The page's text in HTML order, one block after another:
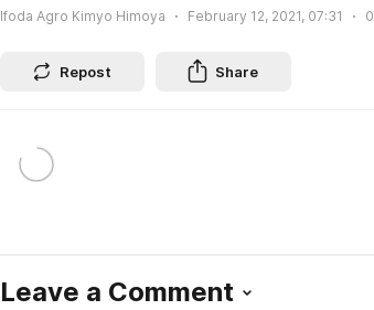
Ifoda Agro Kimyo Himoya February 12, 2021, 07:31 0
Repost Share
Leave a Comment